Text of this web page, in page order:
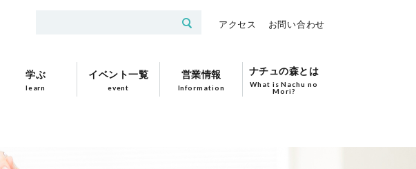
アクセス お問い合わせ
学ぶ
learn
イベント一覧
event
営業情報
Information
ナチュの森とは
What is Nachu no
Mori?